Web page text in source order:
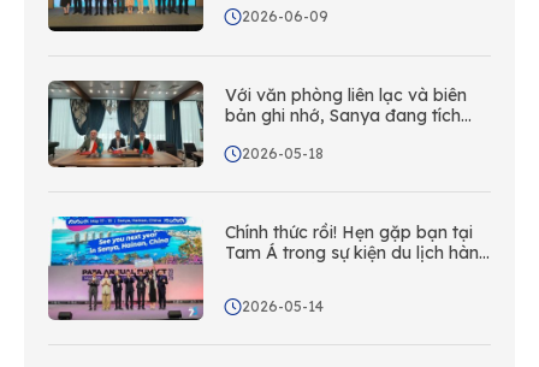
cho Hàn Quốc!
2026-06-09
Với văn phòng liên lạc và biên
bản ghi nhớ, Sanya đang tích
tại Kazakhstan và xây dựng
toàn diện trên toàn Trung Á.
2026-05-18
Chính thức rồi! Hẹn gặp bạn tại
Tam Á trong sự kiện du lịch hàng
2026-05-14